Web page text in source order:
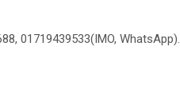
01719439533(IMO, WhatsApp).